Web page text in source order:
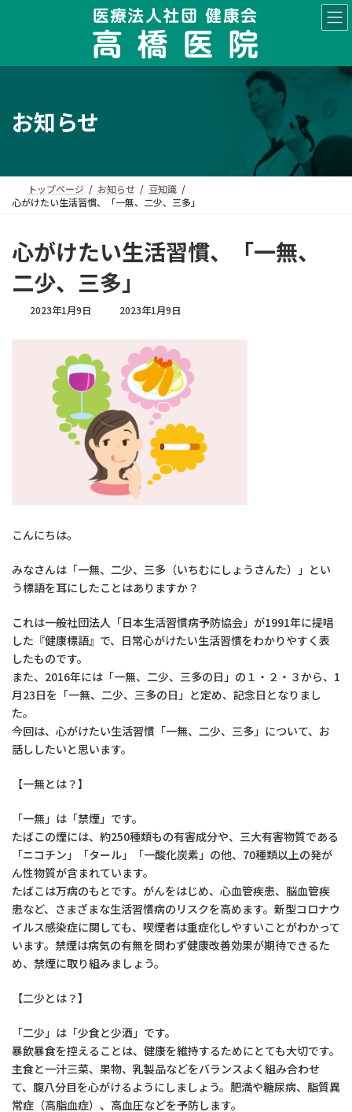
ツ
シ
お知らせ
トップページ お知らせ
豆知識
心がけたい生活習慣、「一無、二少、三多」
心がけたい生活習慣、「一無、
二少、三多」
2023年1月9日
最
日
時
2023年1月9日
こんにちは。
みなさんは「一無、二少、三多（いちむにしょうさんた）」とい
う標語を耳にしたことはありますか？
これは一般社団法人「日本生活習慣病予防協会」が1991年に提唱
した『健康標語』で、日常心がけたい生活習慣をわかりやすく表
したものです。
また、2016年には「一無、二少、三多の日」の１・２・３から、1
月23日を「一無、二少、三多の日」と定め、記念日となりまし
た。
今回は、心がけたい生活習慣「一無、二少、三多」について、お
話ししたいと思います。
【一無とは？】
「一無」は「禁煙」です。
たばこの煙には、約250種類もの有害成分や、三大有害物質である
「ニコチン」「タール」「一酸化炭素」の他、70種類以上の発が
ん性物質が含まれています。
たばこは万病のもとです。がんをはじめ、心血管疾患、脳血管疾
患など、さまざまな生活習慣病のリスクを高めます。新型コロナウ
イルス感染症に関しても、喫煙者は重症化しやすいことがわかって
います。禁煙は病気の有無を問わず健康改善効果が期待できるた
め、禁煙に取り組みましょう。
【二少とは？】
「二少」は「少食と少酒」です。
暴飲暴食を控えることは、健康を維持するためにとても大切です。
主食と一汁三菜、果物、乳製品などをバランスよく組み合わせ
て、腹八分目を心がけるようにしましょう。肥満や糖尿病、脂質異
常症（高脂血症）、高血圧などを予防します。